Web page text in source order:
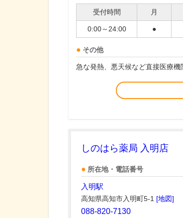
受付時間 月
0:00～24:00 ●
その他
急な発熱、悪天候など直接医療
しのはら薬局 入明店
所在地・電話番号
入明駅
高知県高知市入明町5-1 [地図]
088-820-7130